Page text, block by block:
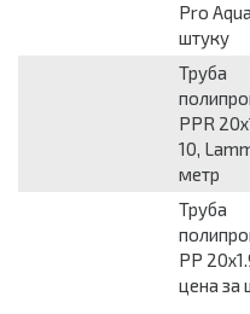
Pro
штуку
Труба
PPR
10,
метр
Труба
PP
цена за